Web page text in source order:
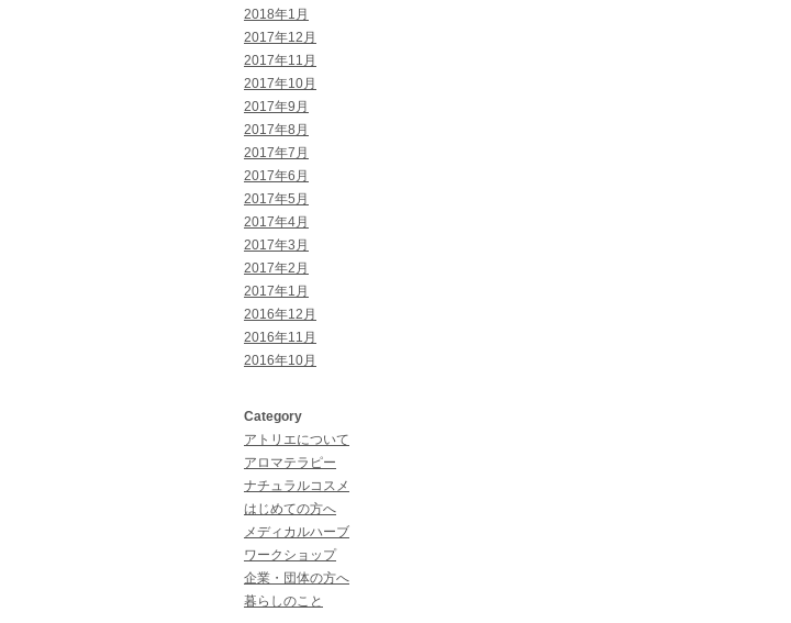
2018年1月
2017年12月
2017年11月
2017年10月
2017年9月
2017年8月
2017年7月
2017年6月
2017年5月
2017年4月
2017年3月
2017年2月
2017年1月
2016年12月
2016年11月
2016年10月
Category
アトリエについて
アロマテラピー
ナチュラルコスメ
はじめての方へ
メディカルハーブ
ワークショップ
企業・団体の方へ
暮らしのこと